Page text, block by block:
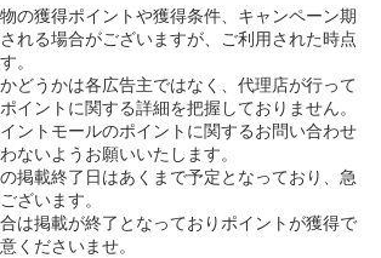
の獲得ポイントや獲得条件、キャンペーン期
れる場合がございますが、ご利用された時点
。
どうかは各広告主ではなく、代理店が行って
イントに関する詳細を把握しておりません。
ントモールのポイントに関するお問い合わせ
ないようお願いいたします。
掲載終了日はあくまで予定となっており、急
ざいます。
は掲載が終了となっておりポイントが獲得で
くださいませ。